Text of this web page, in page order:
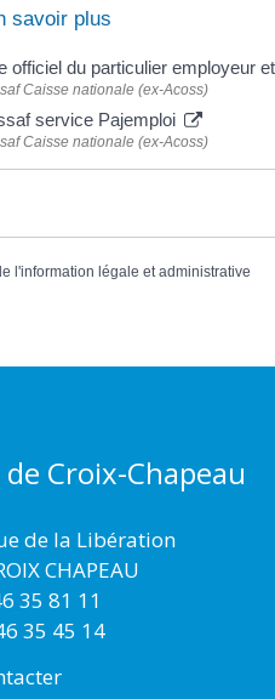
savoir plus
officiel du particulier employeur
Caisse nationale (ex-Acoss)
service Pajemploi
Caisse nationale (ex-Acoss)
l'information légale et administrative
Croix-Chapeau
de la Libération
CHAPEAU
35 81 11
35 45 14